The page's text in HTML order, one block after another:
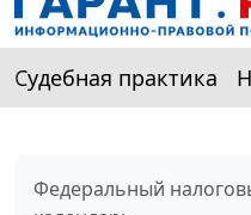
Судебная практика
Федеральный